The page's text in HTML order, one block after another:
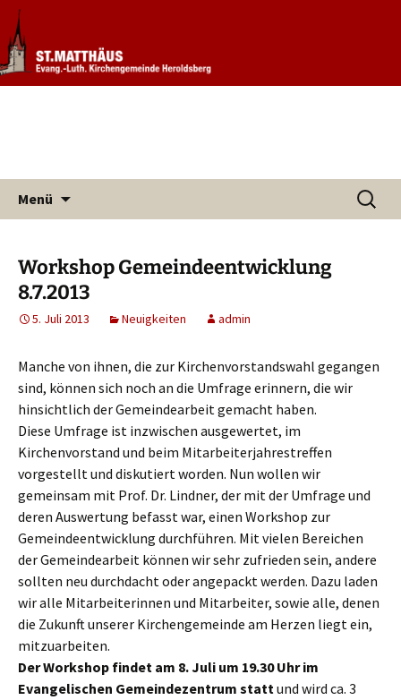
Evang. Kirchengemeinde St.
Matthäus Heroldsberg
Informationen rund um unsere
Kirchengemeinde
Menü
Suchen
nach:
Workshop Gemeindeentwicklung
8.7.2013
5. Juli 2013 Neuigkeiten admin
Manche von ihnen, die zur Kirchenvorstandswahl gegangen
sind, können sich noch an die Umfrage erinnern, die wir
hinsichtlich der Gemeindearbeit gemacht haben.
Diese Umfrage ist inzwischen ausgewertet, im
Kirchenvorstand und beim Mitarbeiterjahrestreffen
vorgestellt und diskutiert worden. Nun wollen wir
gemeinsam mit Prof. Dr. Lindner, der mit der Umfrage und
deren Auswertung befasst war, einen Workshop zur
Gemeindeentwicklung durchführen. Mit vielen Bereichen
der Gemeindearbeit können wir sehr zufrieden sein, andere
sollten neu durchdacht oder angepackt werden. Dazu laden
wir alle Mitarbeiterinnen und Mitarbeiter, sowie alle, denen
die Zukunft unserer Kirchengemeinde am Herzen liegt ein,
mitzuarbeiten.
Der Workshop findet am 8. Juli um 19.30 Uhr im
Evangelischen Gemeindezentrum stattund wird ca. 3